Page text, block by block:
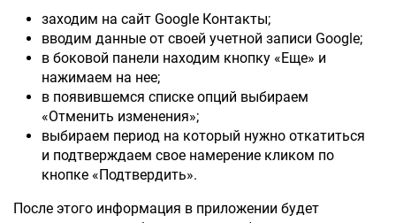
заходим на сайт Google Контакты;
вводим данные от своей учетной записи Google;
в боковой панели находим кнопку «Еще» и
нажимаем на нее;
в появившемся списке опций выбираем
«Отменить изменения»;
выбираем период на который нужно откатиться
и подтверждаем свое намерение кликом по
кнопке «Подтвердить».
После этого информация в приложении будет